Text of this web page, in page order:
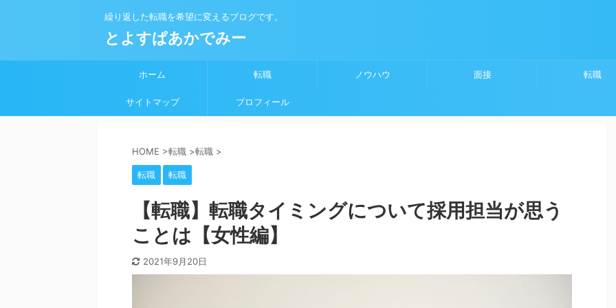
繰り返した転職を希望に変えるブログです。
とよすぱあかでみー
ホーム 転職 ノウハウ 面接 転職
サイトマップ プロフィール
HOME >転職 >転職 >
転職 転職
【転職】転職タイミングについて採用担当が思う
ことは【女性編】
2021年9月20日